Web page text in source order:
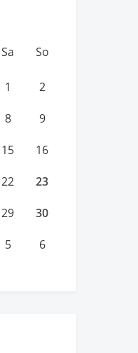
Sa So
1 2
8 9
15 16
22 23
29 30
5 6